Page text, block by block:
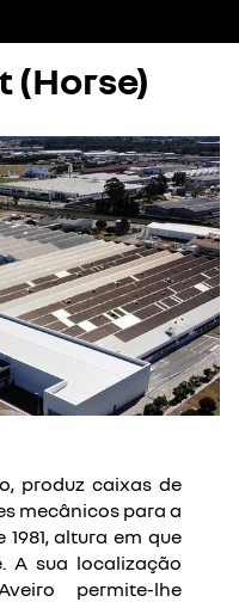
(Horse)
produz caixas de
mecânicos para a
altura em que
A sua localização
permite-lhe